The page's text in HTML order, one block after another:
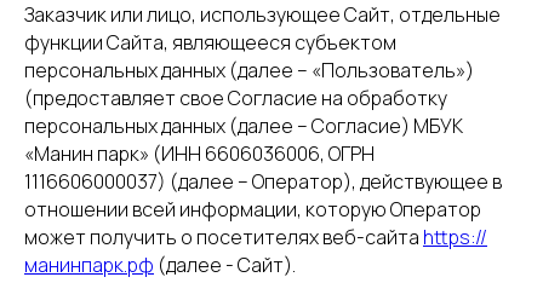
Заказчик или лицо, использующее Сайт, отдельные
функции Сайта, являющееся субъектом
персональных данных (далее – «Пользователь»)
(предоставляет свое Согласие на обработку
персональных данных (далее – Согласие) МБУК
«Манин парк» (ИНН 6606036006, ОГРН
1116606000037) (далее – Оператор), действующее в
отношении всей информации, которую Оператор
может получить о посетителях веб-сайта https://
манинпарк.рф (далее - Сайт).